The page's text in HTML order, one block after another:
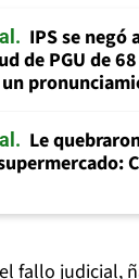
IPS se
de PGU de
Le
fallo judicial,